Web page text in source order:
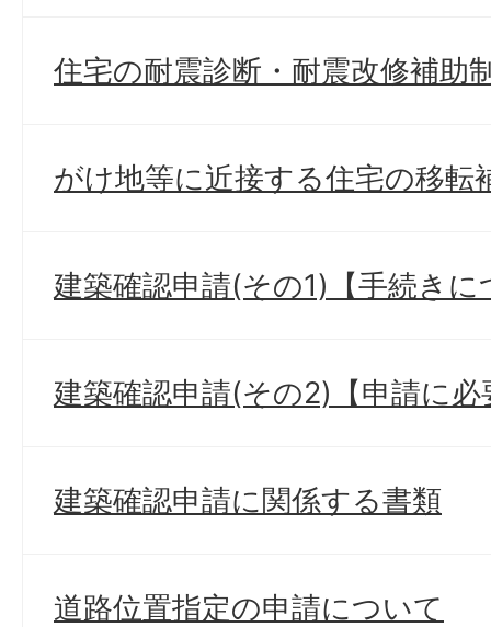
住宅の耐震診断・耐震改修補助
がけ地等に近接する住宅の移転
建築確認申請(その1)【手続きに
建築確認申請(その2)【申請に
建築確認申請に関係する書類
道路位置指定の申請について